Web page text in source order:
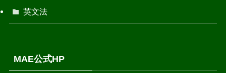
英文法
MAE公式HP